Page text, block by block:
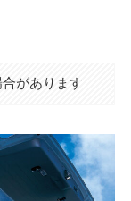
があります